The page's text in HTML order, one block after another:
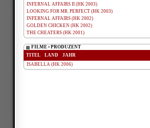
INFERNAL AFFAIRS II (HK 2003)
LOOKING FOR MR. PERFECT (HK 2003)
INFERNAL AFFAIRS (HK 2002)
GOLDEN CHICKEN (HK 2002)
THE CHEATERS (HK 2001)
FILME • PRODUZENT
TITEL
LAND JAHR
ISABELLA (HK 2006)